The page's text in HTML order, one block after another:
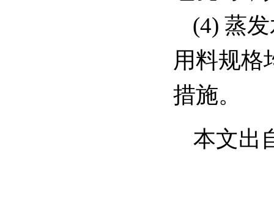
(4) 蒸
用料规格
措施。
本文出